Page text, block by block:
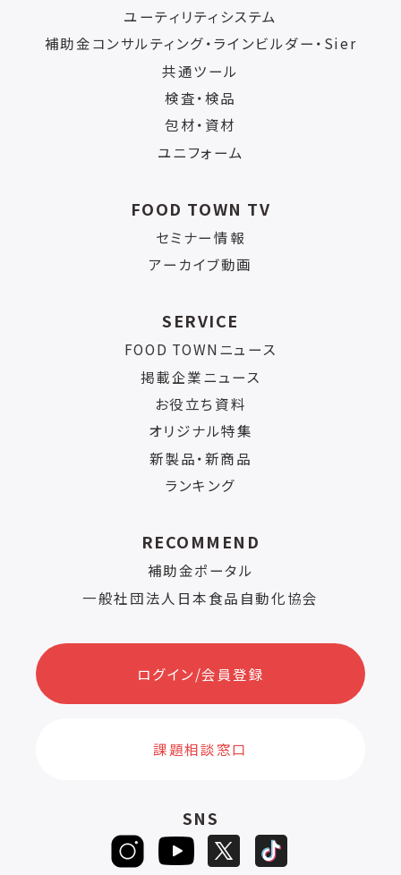
ユーティリティシステム
補助金コンサルティング・ラインビルダー・Sier
共通ツール
検査・検品
包材・資材
ユニフォーム
FOOD TOWN TV
セミナー情報
アーカイブ動画
SERVICE
FOOD TOWNニュース
掲載企業ニュース
お役立ち資料
オリジナル特集
新製品・新商品
ランキング
RECOMMEND
補助金ポータル
一般社団法人日本食品自動化協会
ログイン/会員登録
課題相談窓口
SNS